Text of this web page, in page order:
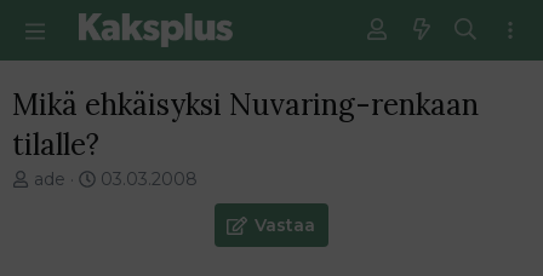
Mikä ehkäisyksi Nuvaring-renkaan
tilalle?
V
ade
E
03.03.2008
Vastaa